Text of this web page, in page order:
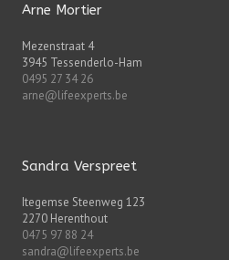
Arne Mortier
Mezenstraat 4
3945 Tessenderlo-Ham
0495 27 34 26
arne@lifeexperts.be
Sandra Verspreet
Itegemse Steenweg 123
2270 Herenthout
0475 97 88 24
sandra@lifeexperts.be